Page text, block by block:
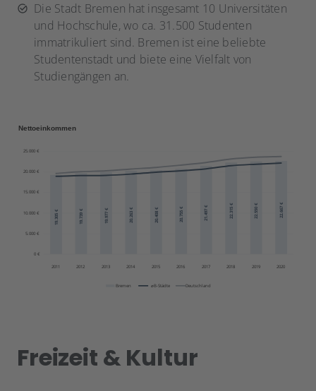
Die Stadt Bremen hat insgesamt 10 Universitäten
und Hochschule, wo ca. 31.500 Studenten
immatrikuliert sind. Bremen ist eine beliebte
Studentenstadt und biete eine Vielfalt von
Studiengängen an.
Freizeit & Kultur